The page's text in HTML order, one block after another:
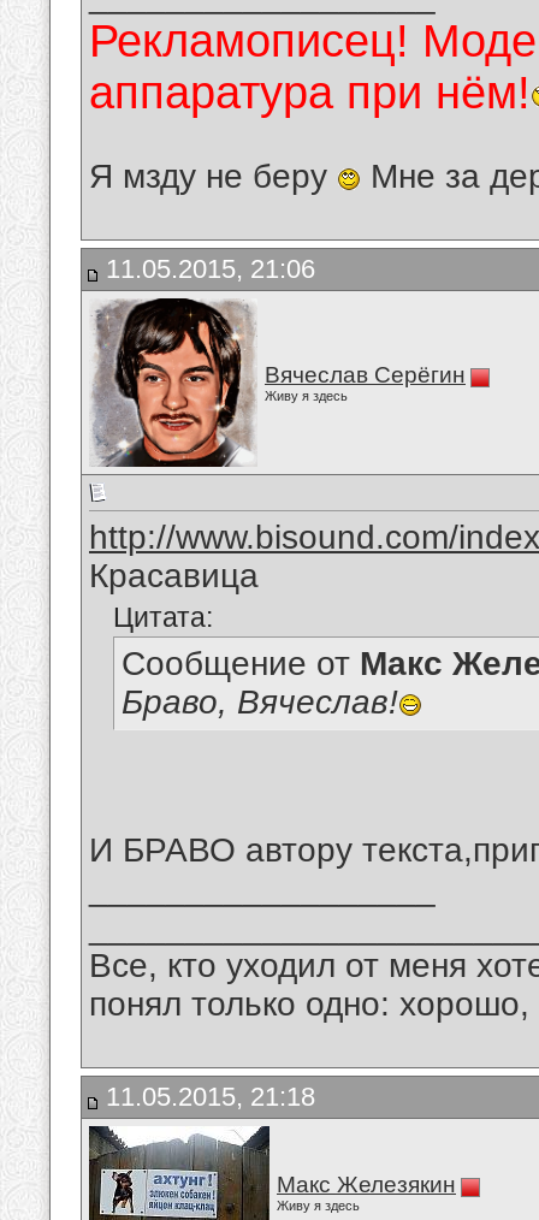
Рекламописец!
аппаратура при нём!
Я мзду не беру Мне за
11.05.2015, 21:06
Вячеслав Серёгин
Живу я здесь
http://www.bisound.com/
Красавица
Цитата:
Сообщение от Макс
Браво, Вячеслав!
И БРАВО автору
Все, кто уходил от меня
понял только одно:
11.05.2015, 21:18
Макс Железякин
Живу я здесь